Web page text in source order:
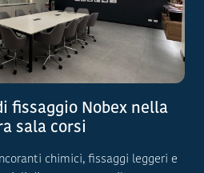
fissaggio Nobex nella
sala corsi
chimici, fissaggi leggeri e